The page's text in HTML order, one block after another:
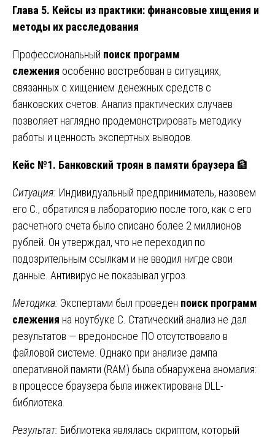
Глава 5. Кейсы из практики: финансовые хищения и
методы их расследования
Профессиональный поиск программ
слежения особенно востребован в ситуациях,
связанных с хищением денежных средств с
банковских счетов. Анализ практических случаев
позволяет наглядно продемонстрировать методику
работы и ценность экспертных выводов.
Кейс №1. Банковский троян в памяти браузера 🏦
Ситуация: Индивидуальный предприниматель, назовем
его С., обратился в лабораторию после того, как с его
расчетного счета было списано более 2 миллионов
рублей. Он утверждал, что не переходил по
подозрительным ссылкам и не вводил нигде свои
данные. Антивирус не показывал угроз.
Методика: Экспертами был проведен поиск программ
слежения на ноутбуке С. Статический анализ не дал
результатов — вредоносное ПО отсутствовало в
файловой системе. Однако при анализе дампа
оперативной памяти (RAM) была обнаружена аномалия:
в процессе браузера была инжектирована DLL-
библиотека.
Результат: Библиотека являлась скриптом, который